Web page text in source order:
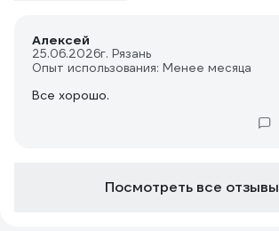
Алексей
25.06.2026г. Рязань
Опыт использования: Менее месяца
Все хорошо.
Посмотреть все отзывы